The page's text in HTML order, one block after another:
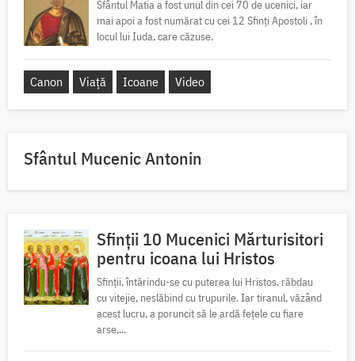
Sfântul Matia a fost unul din cei 70 de ucenici, iar
mai apoi a fost numărat cu cei 12 Sfinți Apostoli , în
locul lui Iuda, care căzuse.
Canon Viață Icoane Video
Sfântul Mucenic Antonin
Sfinții 10 Mucenici Mărturisitori
pentru icoana lui Hristos
Sfinții, întărindu-se cu puterea lui Hristos, răbdau
cu vitejie, neslăbind cu trupurile. Iar tiranul, văzând
acest lucru, a poruncit să le ardă fețele cu fiare
arse,...